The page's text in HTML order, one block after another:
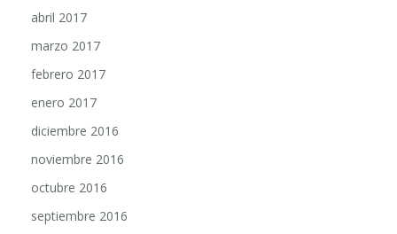
marzo 2017
febrero 2017
enero 2017
diciembre 2016
noviembre 2016
octubre 2016
septiembre 2016
agosto 2016